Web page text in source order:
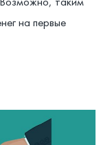
на первые